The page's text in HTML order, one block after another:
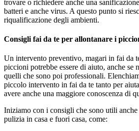
trovare o richiedere anche una
batteri e anche virus. A questo punto si
riqualificazione degli ambienti.
Consigli fai da te per allontanare i
Un intervento preventivo, magari in fai da
piccioni potrebbe essere di aiuto, anche se
quelli che sono poi professionali.
piccolo intervento in fai da te tanto per
avere anche una maggiore conoscenza di
Iniziamo con i consigli che sono utili anche
pulizia in casa e fuori casa, come: